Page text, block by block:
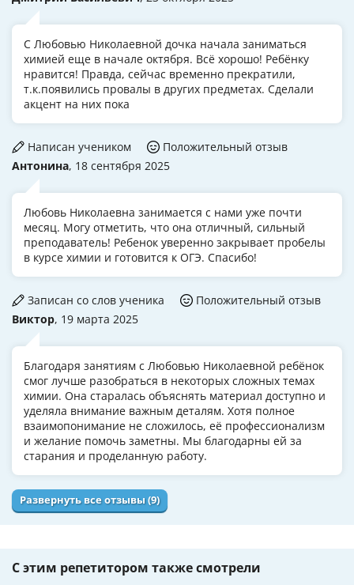
С Любовью Николаевной дочка начала заниматься
химией еще в начале октября. Всё хорошо! Ребёнку
нравится! Правда, сейчас временно прекратили,
т.к.появились провалы в других предметах. Сделали
акцент на них пока
Антонина, 18 сентября 2025
Написан учеником Положительный отзыв
Любовь Николаевна занимается с нами уже почти
месяц. Могу отметить, что она отличный, сильный
преподаватель! Ребенок уверенно закрывает пробелы
в курсе химии и готовится к ОГЭ. Спасибо!
Виктор, 19 марта 2025
Записан со слов ученика Положительный отзыв
Благодаря занятиям с Любовью Николаевной ребёнок
смог лучше разобраться в некоторых сложных темах
химии. Она старалась объяснять материал доступно и
уделяла внимание важным деталям. Хотя полное
взаимопонимание не сложилось, её профессионализм
и желание помочь заметны. Мы благодарны ей за
старания и проделанную работу.
Развернуть все отзывы (9)
С этим репетитором также смотрели